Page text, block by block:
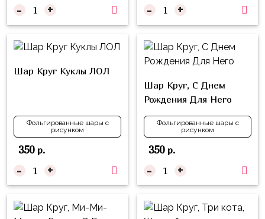
- + - +
Шар Круг Куклы ЛОЛ
Фольгированные шары с
рисунком
350р.
- +
Шар Круг, С Днем
Рождения Для Него
Фольгированные шары с
рисунком
350р.
- +
декором
Большие
шары
Ходячие
сюрприз
Бизнес
Индивидуальная
надпись
на
шар
Лунтик
Чебурашка
Черепашки-
ниндзя
Динозавры
Принцессы
Микки
и
Минни